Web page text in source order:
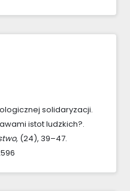
solidaryzacji.
istot ludzkich?.
, (24), 39–47.